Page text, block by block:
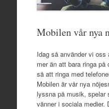
Mobilen vår nya
Idag så använder vi
mer än att bara ringa
så att ringa med
Mobilen är vår nya
lyssna på musik, spelar
vänner i sociala medier.